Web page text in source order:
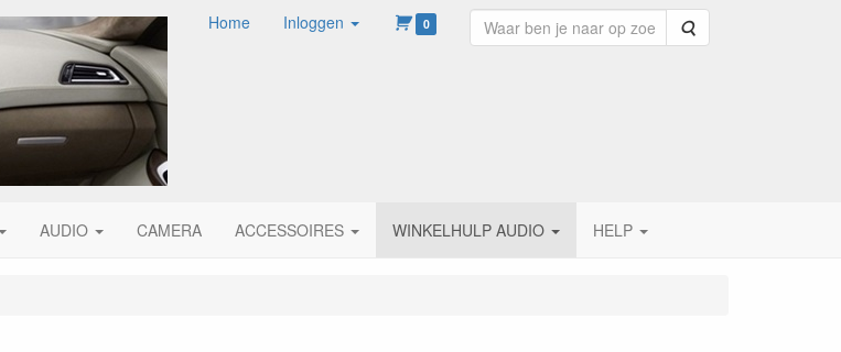
Home Inloggen 0 Zoeken
AUDIO CAMERA ACCESSOIRES WINKELHULP AUDIO HELP